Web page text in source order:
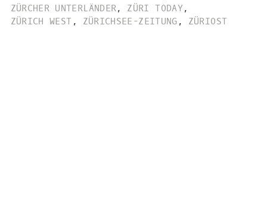
ZÜRCHER UNTERLÄNDER, ZÜRI TODAY,
ZÜRICH WEST , ZÜRICHSEE-ZEITUNG , ZÜRIOST